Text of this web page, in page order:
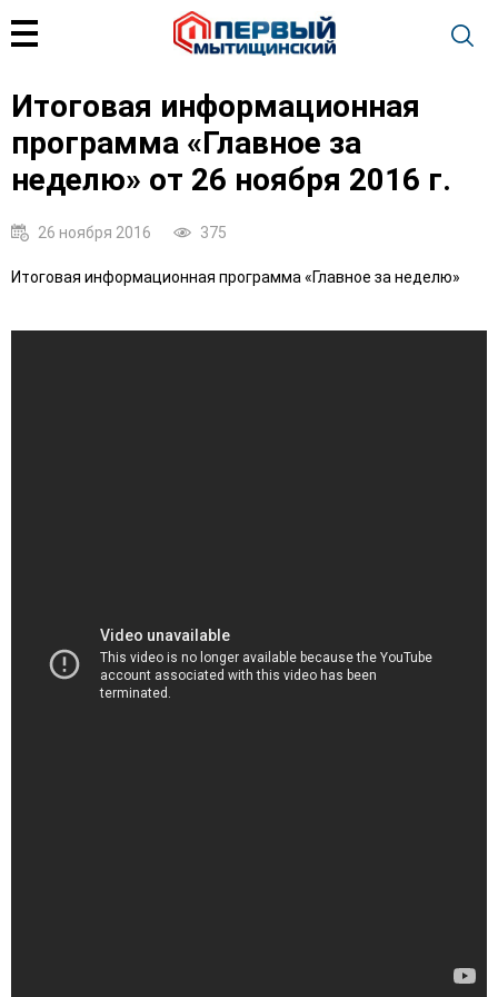
Итоговая информационная
программа «Главное за
неделю» от 26 ноября 2016 г.
26 ноября 2016 375
Итоговая информационная программа «Главное за неделю»